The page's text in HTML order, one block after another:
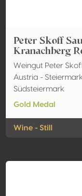
Peter Skoff
Kranachberg
Weingut Peter
Austria - Steiermark
Südsteiermark
Gold Medal
Wine - Still